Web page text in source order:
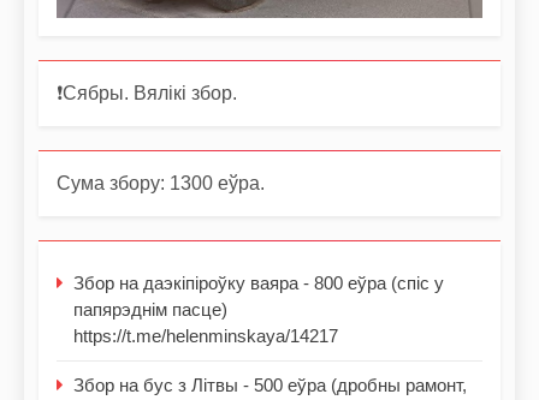
❗️Сябры. Вялікі збор.
Сума збору: 1300 еўра.
Збор на даэкіпіроўку ваяра - 800 еўра (спіс у
папярэднім пасце)
https://t.me/helenminskaya/14217
Збор на бус з Літвы - 500 еўра (дробны рамонт,